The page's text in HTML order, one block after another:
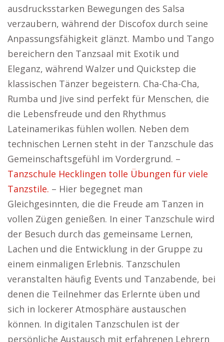
ausdrucksstarken Bewegungen des Salsa
verzaubern, während der Discofox durch seine
Anpassungsfähigkeit glänzt. Mambo und Tango
bereichern den Tanzsaal mit Exotik und
Eleganz, während Walzer und Quickstep die
klassischen Tänzer begeistern. Cha-Cha-Cha,
Rumba und Jive sind perfekt für Menschen, die
die Lebensfreude und den Rhythmus
Lateinamerikas fühlen wollen. Neben dem
technischen Lernen steht in der Tanzschule das
Gemeinschaftsgefühl im Vordergrund. –
Tanzschule Hecklingen tolle Übungen für viele
Tanzstile. – Hier begegnet man
Gleichgesinnten, die die Freude am Tanzen in
vollen Zügen genießen. In einer Tanzschule wird
der Besuch durch das gemeinsame Lernen,
Lachen und die Entwicklung in der Gruppe zu
einem einmaligen Erlebnis. Tanzschulen
veranstalten häufig Events und Tanzabende, bei
denen die Teilnehmer das Erlernte üben und
sich in lockerer Atmosphäre austauschen
können. In digitalen Tanzschulen ist der
persönliche Austausch mit erfahrenen Lehrern